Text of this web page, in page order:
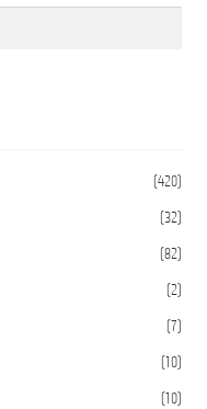
(420)
(32)
(82)
(2)
(7)
(10)
(10)